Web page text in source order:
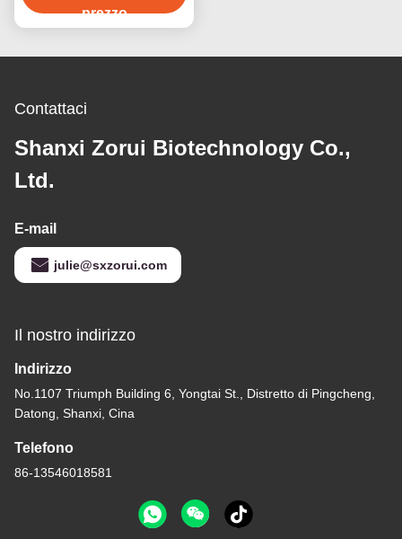
prezzo
Contattaci
Shanxi Zorui Biotechnology Co.,
Ltd.
E-mail
julie@sxzorui.com
Il nostro indirizzo
Indirizzo
No.1107 Triumph Building 6, Yongtai St., Distretto di Pingcheng,
Datong, Shanxi, Cina
Telefono
86-13546018581